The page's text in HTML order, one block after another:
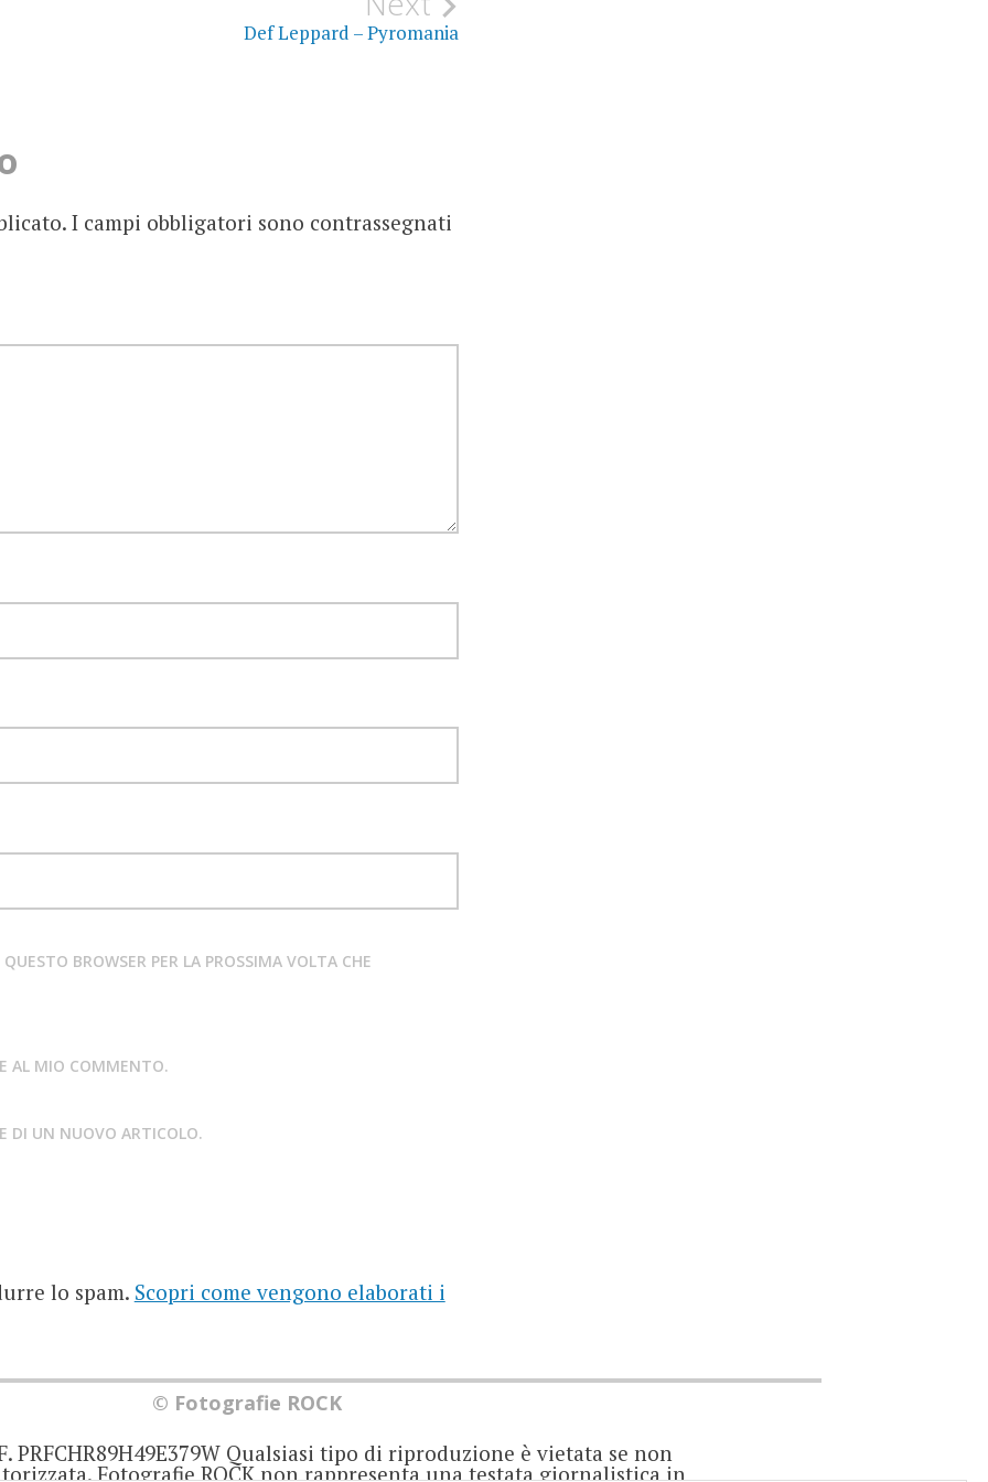
Def Leppard – Pyromania
I campi obbligatori sono contrassegnati
BROWSER PER LA PROSSIMA VOLTA CHE
AL MIO COMMENTO.
DI UN NUOVO ARTICOLO.
lo spam. Scopri come vengono elaborati i
© Fotografie ROCK
PRFCHR89H49E379W Qualsiasi tipo di riproduzione è vietata se non
Fotografie ROCK non rappresenta una testata giornalistica in